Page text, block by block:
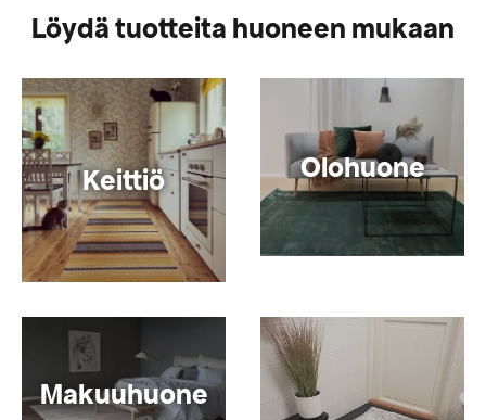
Löydä tuotteita huoneen mukaan
Keittiö Olohuone
Makuuhuone